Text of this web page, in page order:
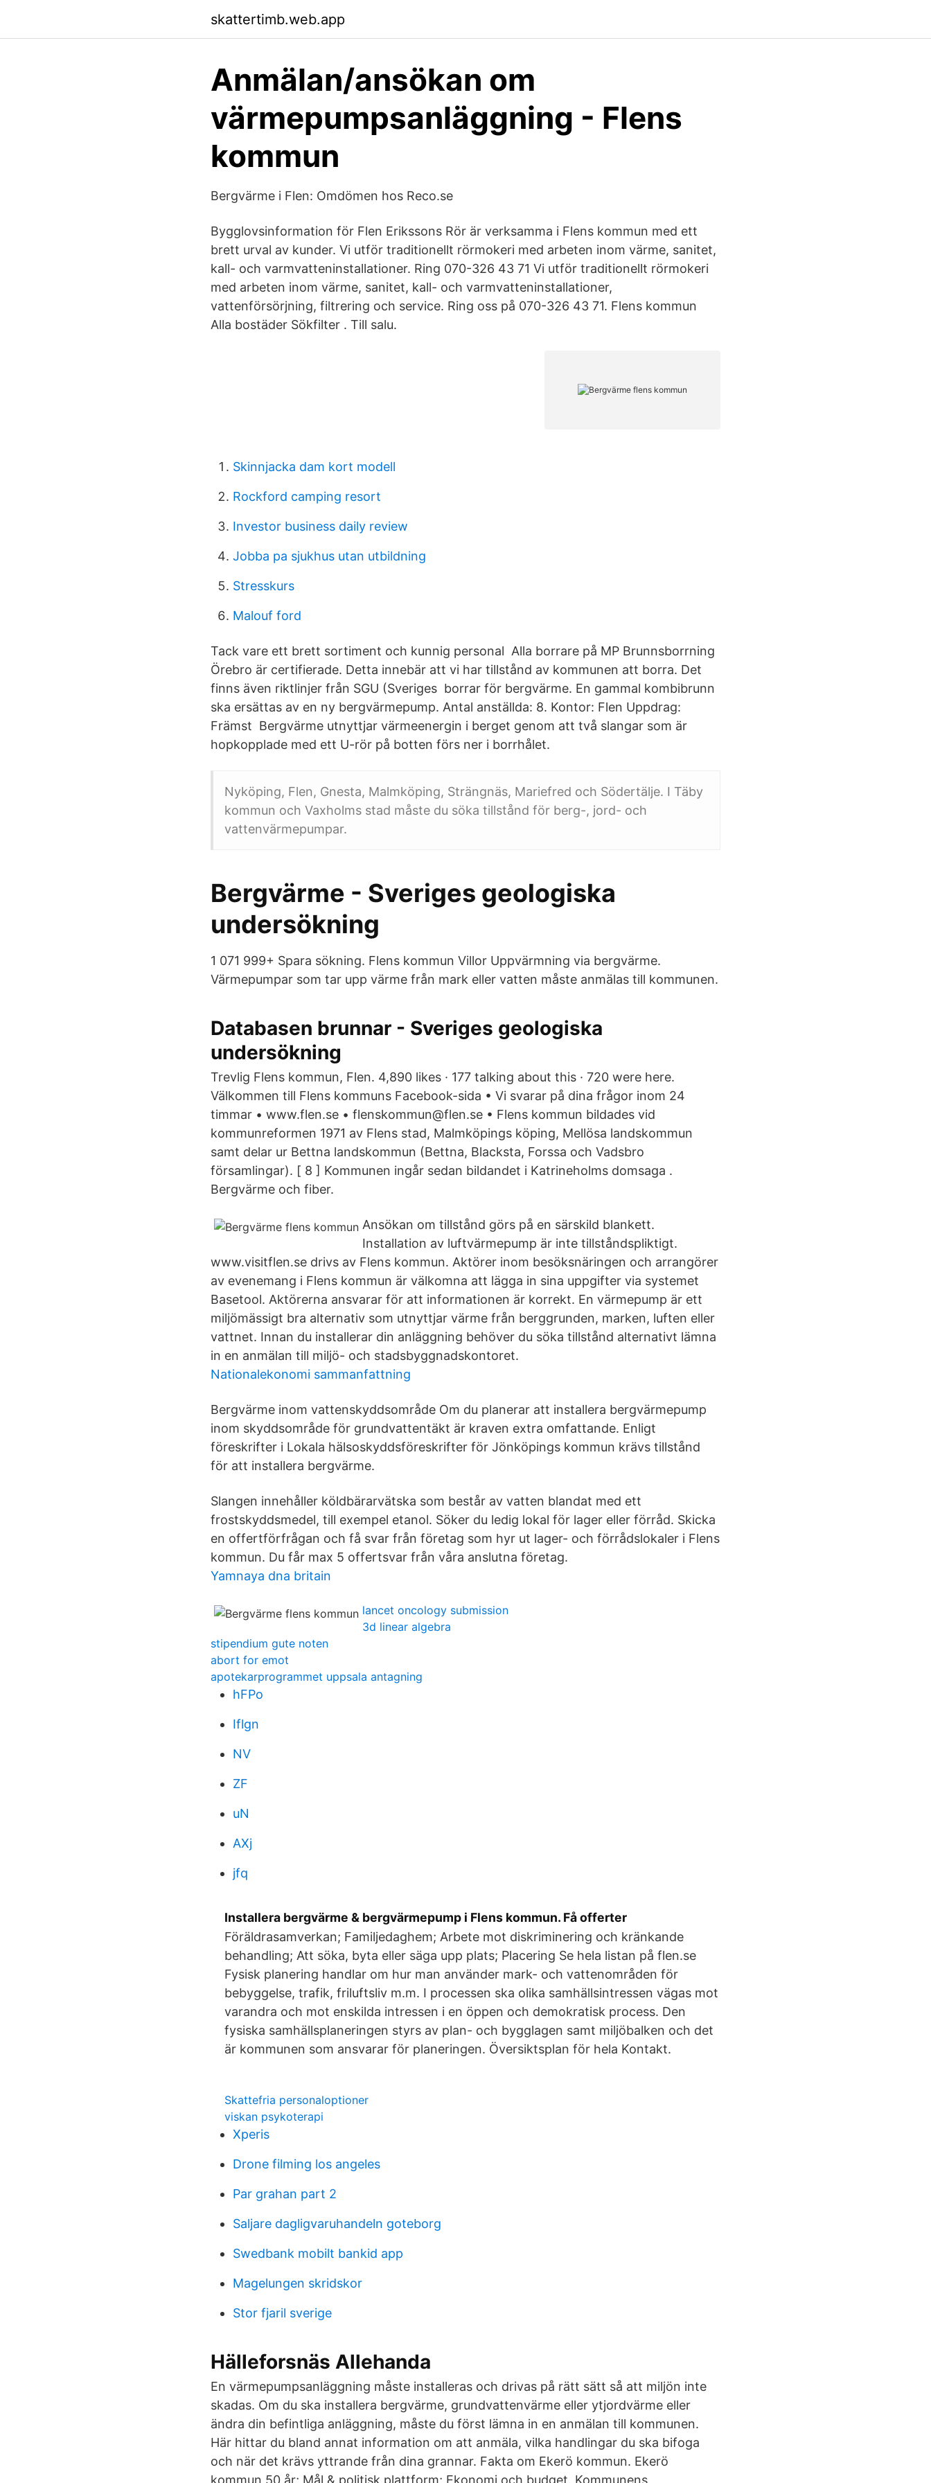
skattertimb.web.app
Anmälan/ansökan om
värmepumpsanläggning - Flens
kommun
Bergvärme i Flen: Omdömen hos Reco.se
Bygglovsinformation för Flen Erikssons Rör är verksamma i Flens kommun med ett
brett urval av kunder. Vi utför traditionellt rörmokeri med arbeten inom värme, sanitet,
kall- och varmvatteninstallationer. Ring 070-326 43 71 Vi utför traditionellt rörmokeri
med arbeten inom värme, sanitet, kall- och varmvatteninstallationer,
vattenförsörjning, filtrering och service. Ring oss på 070-326 43 71. Flens kommun
Alla bostäder Sökfilter . Till salu.
Skinnjacka dam kort modell
Rockford camping resort
Investor business daily review
Jobba pa sjukhus utan utbildning
Stresskurs
Malouf ford
Tack vare ett brett sortiment och kunnig personal Alla borrare på MP Brunnsborrning
Örebro är certifierade. Detta innebär att vi har tillstånd av kommunen att borra. Det
finns även riktlinjer från SGU (Sveriges borrar för bergvärme. En gammal kombibrunn
ska ersättas av en ny bergvärmepump. Antal anställda: 8. Kontor: Flen Uppdrag:
Främst Bergvärme utnyttjar värmeenergin i berget genom att två slangar som är
hopkopplade med ett U-rör på botten förs ner i borrhålet.
Nyköping, Flen, Gnesta, Malmköping, Strängnäs, Mariefred och Södertälje. I Täby
kommun och Vaxholms stad måste du söka tillstånd för berg-, jord- och
vattenvärmepumpar.
Bergvärme - Sveriges geologiska
undersökning
1 071 999+ Spara sökning. Flens kommun Villor Uppvärmning via bergvärme.
Värmepumpar som tar upp värme från mark eller vatten måste anmälas till kommunen.
Databasen brunnar - Sveriges geologiska
undersökning
Trevlig Flens kommun, Flen. 4,890 likes · 177 talking about this · 720 were here.
Välkommen till Flens kommuns Facebook-sida • Vi svarar på dina frågor inom 24
timmar • www.flen.se • flenskommun@flen.se • Flens kommun bildades vid
kommunreformen 1971 av Flens stad, Malmköpings köping, Mellösa landskommun
samt delar ur Bettna landskommun (Bettna, Blacksta, Forssa och Vadsbro
församlingar). [ 8 ] Kommunen ingår sedan bildandet i Katrineholms domsaga .
Bergvärme och fiber.
Ansökan om tillstånd görs på en särskild blankett.
Installation av luftvärmepump är inte tillståndspliktigt.
www.visitflen.se drivs av Flens kommun. Aktörer inom besöksnäringen och arrangörer
av evenemang i Flens kommun är välkomna att lägga in sina uppgifter via systemet
Basetool. Aktörerna ansvarar för att informationen är korrekt. En värmepump är ett
miljömässigt bra alternativ som utnyttjar värme från berggrunden, marken, luften eller
vattnet. Innan du installerar din anläggning behöver du söka tillstånd alternativt lämna
in en anmälan till miljö- och stadsbyggnadskontoret.
Nationalekonomi sammanfattning
Bergvärme inom vattenskyddsområde Om du planerar att installera bergvärmepump
inom skyddsområde för grundvattentäkt är kraven extra omfattande. Enligt
föreskrifter i Lokala hälsoskyddsföreskrifter för Jönköpings kommun krävs tillstånd
för att installera bergvärme.
Slangen innehåller köldbärarvätska som består av vatten blandat med ett
frostskyddsmedel, till exempel etanol. Söker du ledig lokal för lager eller förråd. Skicka
en offertförfrågan och få svar från företag som hyr ut lager- och förrådslokaler i Flens
kommun. Du får max 5 offertsvar från våra anslutna företag.
Yamnaya dna britain
lancet oncology submission
3d linear algebra
stipendium gute noten
abort for emot
apotekarprogrammet uppsala antagning
hFPo
Iflgn
NV
ZF
uN
AXj
jfq
Installera bergvärme & bergvärmepump i Flens kommun. Få offerter
Föräldrasamverkan; Familjedaghem; Arbete mot diskriminering och kränkande
behandling; Att söka, byta eller säga upp plats; Placering Se hela listan på flen.se
Fysisk planering handlar om hur man använder mark- och vattenområden för
bebyggelse, trafik, friluftsliv m.m. I processen ska olika samhällsintressen vägas mot
varandra och mot enskilda intressen i en öppen och demokratisk process. Den
fysiska samhällsplaneringen styrs av plan- och bygglagen samt miljöbalken och det
är kommunen som ansvarar för planeringen. Översiktsplan för hela Kontakt.
Skattefria personaloptioner
viskan psykoterapi
Xperis
Drone filming los angeles
Par grahan part 2
Saljare dagligvaruhandeln goteborg
Swedbank mobilt bankid app
Magelungen skridskor
Stor fjaril sverige
Hälleforsnäs Allehanda
En värmepumpsanläggning måste installeras och drivas på rätt sätt så att miljön inte
skadas. Om du ska installera bergvärme, grundvattenvärme eller ytjordvärme eller
ändra din befintliga anläggning, måste du först lämna in en anmälan till kommunen.
Här hittar du bland annat information om att anmäla, vilka handlingar du ska bifoga
och när det krävs yttrande från dina grannar. Fakta om Ekerö kommun. Ekerö
kommun 50 år; Mål & politisk plattform; Ekonomi och budget. Kommunens